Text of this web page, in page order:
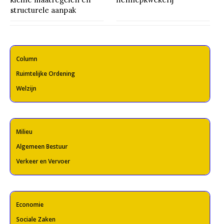
structurele aanpak
Column
Ruimtelijke Ordening
Welzijn
Milieu
Algemeen Bestuur
Verkeer en Vervoer
Economie
Sociale Zaken